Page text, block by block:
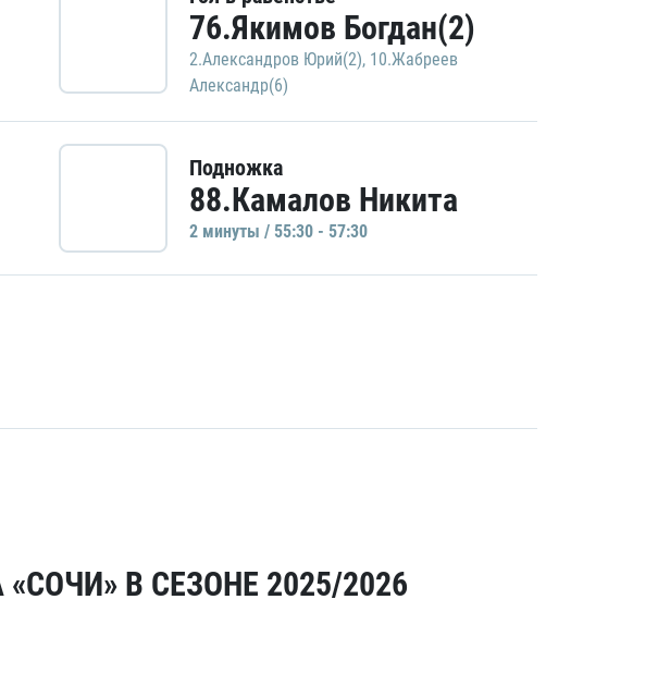
76.Якимов Богдан(2)
2.Александров Юрий(2), 10.Жабреев
Александр(6)
Подножка
88.Камалов Никита
2 минуты / 55:30 - 57:30
В СЕЗОНЕ 2025/2026